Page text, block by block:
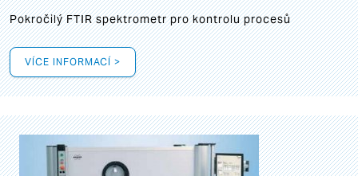
Pokročilý FTIR spektrometr pro kontrolu procesů
VÍCE INFORMACÍ >